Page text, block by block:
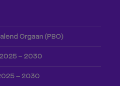
Orgaan (PBO)
– 2030
– 2030